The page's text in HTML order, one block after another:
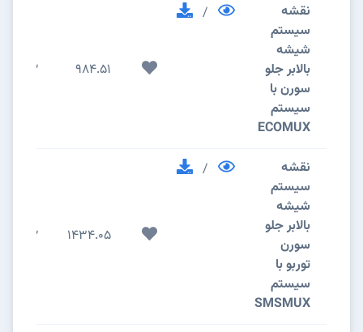
نقشه
سیستم
شیشه
بالابر جلو
سورن با
سیستم
ECOMUX
/
984.51
2
نقشه
سیستم
شیشه
بالابر جلو
سورن
توربو با
سیستم
SMSMUX
/
1434.05
2